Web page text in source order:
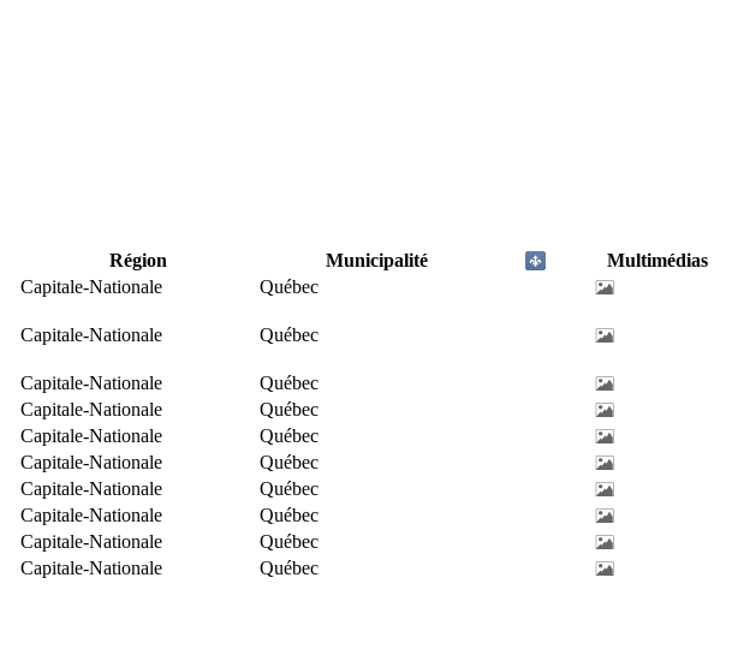
Région Municipalité
Multimédias
Capitale-Nationale
Québec
Capitale-Nationale Québec
Capitale-Nationale
Québec
Capitale-Nationale
Québec
Capitale-Nationale
Québec
Capitale-Nationale
Québec
Capitale-Nationale
Québec
Capitale-Nationale
Québec
Capitale-Nationale
Québec
Capitale-Nationale Québec